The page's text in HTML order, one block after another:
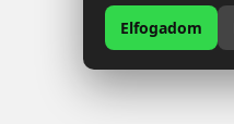
Elfogadom